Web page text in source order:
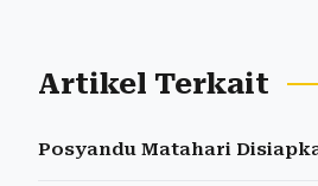
Artikel Terkait
Posyandu Matahari